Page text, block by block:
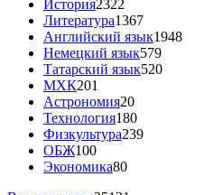
История2322
Литература1367
Английский язык1948
Немецкий язык579
Татарский язык520
МХК201
Астрономия20
Технология180
Физкультура239
ОБЖ100
Экономика80